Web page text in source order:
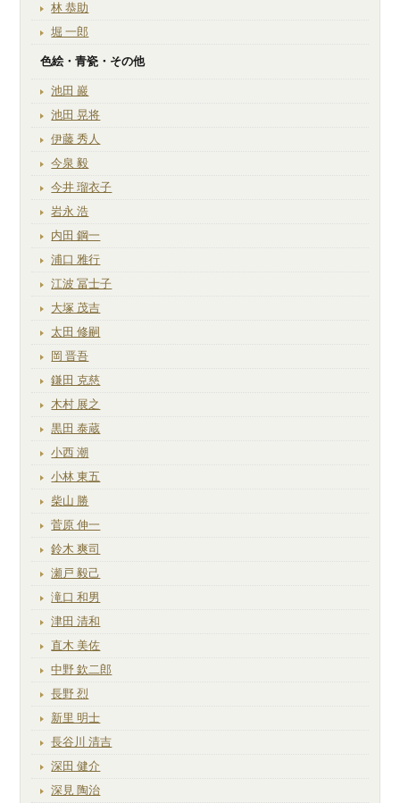
林 恭助
堀 一郎
色絵・青瓷・その他
池田 巖
池田 晃将
伊藤 秀人
今泉 毅
今井 瑠衣子
岩永 浩
内田 鋼一
浦口 雅行
江波 冨士子
大塚 茂吉
太田 修嗣
岡 晋吾
鎌田 克慈
木村 展之
黒田 泰蔵
小西 潮
小林 東五
柴山 勝
菅原 伸一
鈴木 爽司
瀬戸 毅己
滝口 和男
津田 清和
直木 美佐
中野 欽二郎
長野 烈
新里 明士
長谷川 清吉
深田 健介
深見 陶治